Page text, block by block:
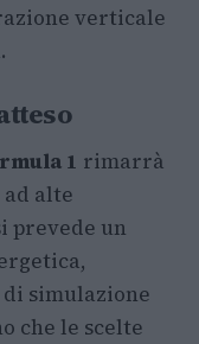
verticale
1 rimarrà
alte
prevede un
simulazione
che le scelte